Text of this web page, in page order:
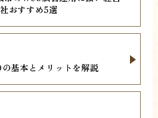
おすすめ5選
基本とメリットを解説